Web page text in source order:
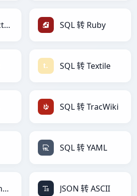
SQL 转 reStructuredText SQL 转 Ruby
SQL 转 Textile
SQL 转 TracWiki
SQL 转 YAML
JSON 转 ActionScript JSON 转 ASCII